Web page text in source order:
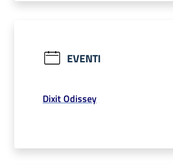
EVENTI
Dixit Odissey